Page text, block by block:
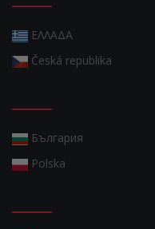
ΕΛΛΑΔΑ
Česká republika
България
Polska